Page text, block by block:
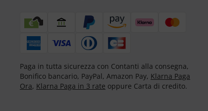
Paga in tutta sicurezza con Contanti alla consegna,
Bonifico bancario, PayPal, Amazon Pay, Klarna Paga
Ora, Klarna Paga in 3 rate oppure Carta di credito.